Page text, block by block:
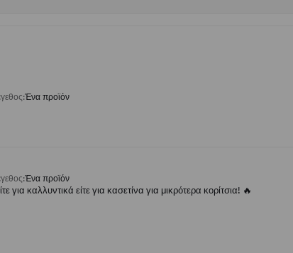
:Ένα προϊόν
:Ένα προϊόν
για καλλυντικά είτε για κασετίνα για μικρότερα κορίτσια! 🔥